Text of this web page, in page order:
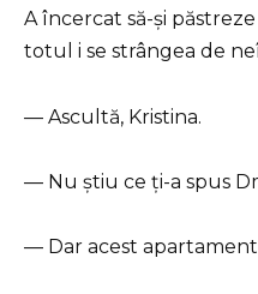
A încercat să-și
totul i se strângea de
— Ascultă, Kristina.
— Nu știu ce ți-a spus
— Dar acest